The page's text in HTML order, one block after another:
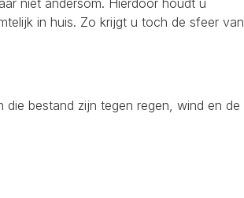
in huis. Zo krijgt u toch de sfeer van
bestand zijn tegen regen, wind en de